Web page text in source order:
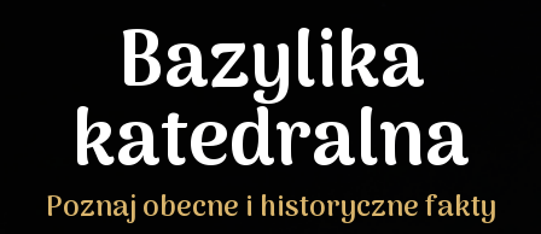
Bazylika
katedralna
Poznaj obecne i historyczne fakty